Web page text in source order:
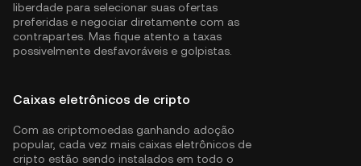
liberdade para selecionar suas ofertas
preferidas e negociar diretamente com as
contrapartes. Mas fique atento a taxas
possivelmente desfavoráveis e golpistas.
Caixas eletrônicos de cripto
Com as criptomoedas ganhando adoção
popular, cada vez mais caixas eletrônicos de
cripto estão sendo instalados em todo o